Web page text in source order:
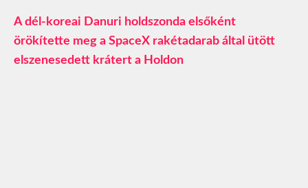
A dél-koreai Danuri holdszonda elsőként
örökítette meg a SpaceX rakétadarab által ütött
elszenesedett krátert a Holdon